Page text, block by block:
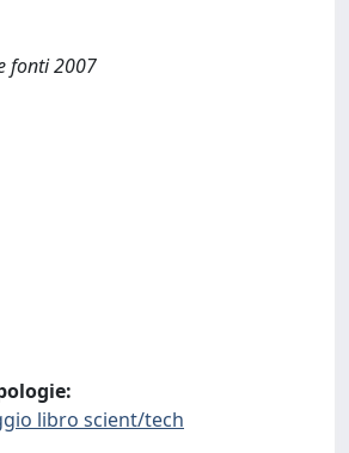
fonti 2007
libro scient/tech